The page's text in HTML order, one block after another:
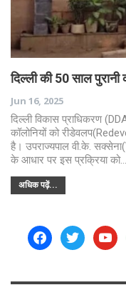
दिल्ली की 50 साल
Jun 16, 2025
दिल्ली विकास प्राधिकरण
कॉलोनियों को
है। उपराज्यपाल वी.के.
के आधार पर इस प्रक्रिया को…
अधिक पढ़ें...
facebooktwitter